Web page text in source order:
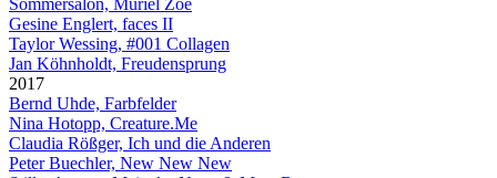
Sommersalon, Muriel Zoe
Gesine Englert, faces II
Taylor Wessing, #001 Collagen
Jan Köhnholdt, Freudensprung
2017
Bernd Uhde, Farbfelder
Nina Hotopp, Creature.Me
Claudia Rößger, Ich und die Anderen
Peter Buechler, New New New